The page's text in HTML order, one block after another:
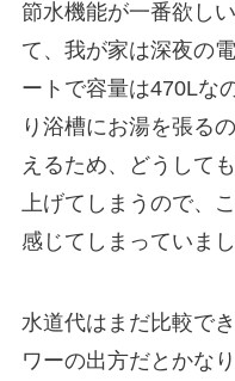
節水機能が一番欲し
て、我が家は深夜の
ートで容量は470Lな
り浴槽にお湯を張る
えるため、どうして
上げてしまうので、
感じてしまっていまし
水道代はまだ比較で
ワーの出方だとかな